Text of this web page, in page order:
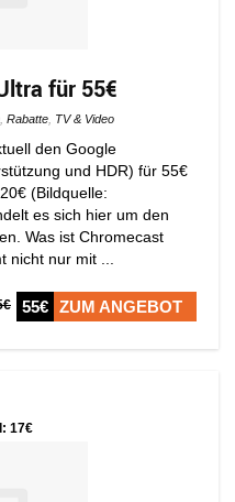
für 55€
Rabatte TV & Video
den Google
und HDR) für 55€
(Bildquelle:
es sich hier um den
Was ist Chromecast
nicht nur mit ...
55€ ZUM ANGEBOT
17€